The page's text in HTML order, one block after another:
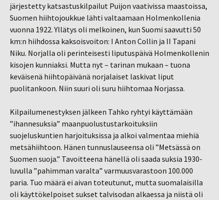
järjestetty katsastuskilpailut Puijon vaativissa maastoissa,
Suomen hiihtojoukkue lähti valtaamaan Holmenkollenia
vuonna 1922. Yllätys oli melkoinen, kun Suomi saavutti 50
km:n hiihdossa kaksoisvoiton: I Anton Collin ja II Tapani
Niku. Norjalla oli perinteisesti liputuspäivä Holmenkollenin
kisojen kunniaksi. Mutta nyt – tarinan mukaan – tuona
keväisenä hiihtopäivänä norjalaiset laskivat liput
puolitankoon. Niin suuri oli suru hiihtomaa Norjassa.
Kilpailumenestyksen jälkeen Tahko ryhtyi käyttämään
”ihannesuksia” maanpuolustustarkoituksiin
suojeluskuntien harjoituksissa ja alkoi valmentaa miehiä
metsähiihtoon. Hänen tunnuslauseensa oli ”Metsässä on
Suomen suoja.” Tavoitteena hänellä oli saada suksia 1930-
luvulla ”pahimman varalta” varmuusvarastoon 100.000
paria. Tuo määrä ei aivan toteutunut, mutta suomalaisilla
oli käyttökelpoiset sukset talvisodan alkaessa ja niistä oli